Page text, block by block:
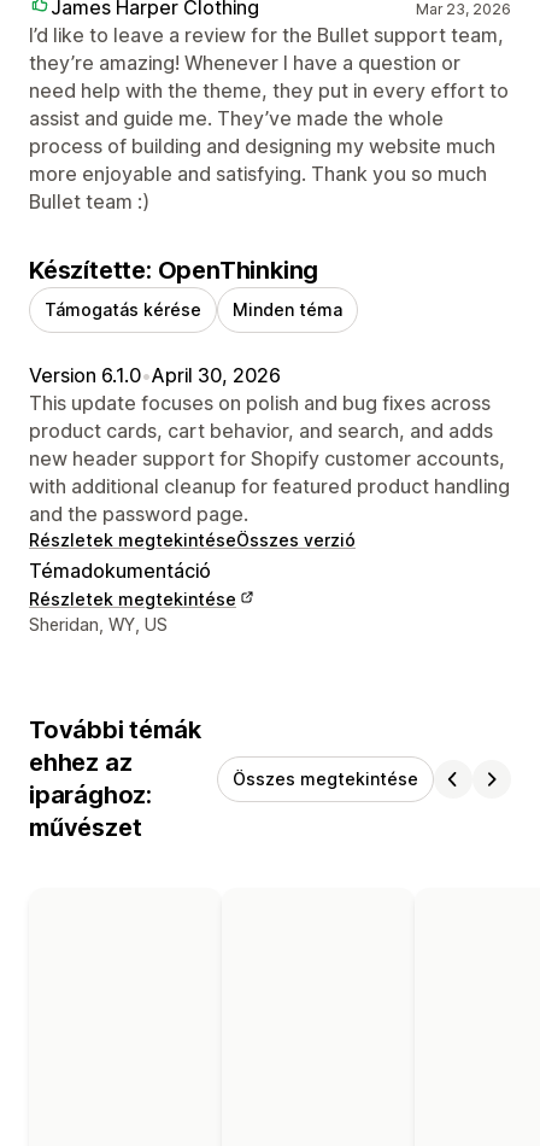
James Harper Clothing
Mar 23, 2026
I’d like to leave a review for the Bullet support team,
they’re amazing! Whenever I have a question or
need help with the theme, they put in every effort to
assist and guide me. They’ve made the whole
process of building and designing my website much
more enjoyable and satisfying. Thank you so much
Bullet team :)
Készítette: OpenThinking
Támogatás kérése Minden téma
Version 6.1.0•April 30, 2026
This update focuses on polish and bug fixes across
product cards, cart behavior, and search, and adds
new header support for Shopify customer accounts,
with additional cleanup for featured product handling
and the password page.
Részletek megtekintéseÖsszes verzió
Témadokumentáció
Részletek megtekintése
Dizájner kapcsolattartási adatai
Sheridan, WY, US
További témák
ehhez az
iparághoz:
művészet
Összes megtekintése